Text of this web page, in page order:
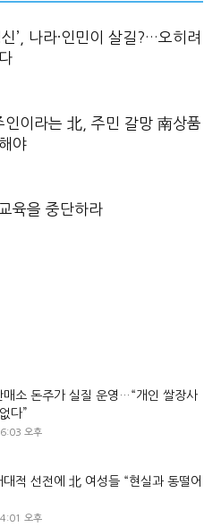
신’, 나라·인민이 살길?…오히려
인이라는 北, 주민 갈망 南상품
야
육을 중단하라
매소 돈주가 실질 운영…“개인 쌀장사
다”
오후
대적 선전에 北 여성들 “현실과 동떨어
오후